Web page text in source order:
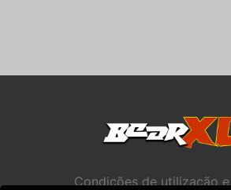
Condições de utilização